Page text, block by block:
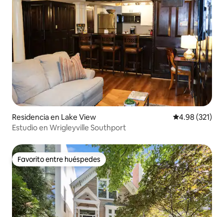
Residencia en Lake View Calificación
4.98 (321)
Estudio en Wrigleyville Southport
Favorito entre huéspedes
Favorito entre huéspedes